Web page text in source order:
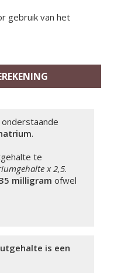
gebruik van het
.
te
x 2,5.
milligram ofwel
is een